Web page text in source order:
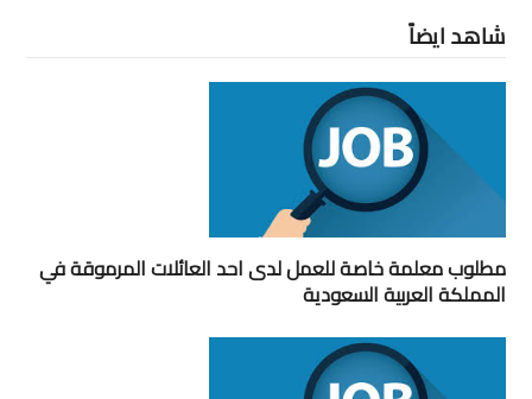
شاهد ايضاً
مطلوب معلمة خاصة للعمل لدى احد العائلات المرموقة في
المملكة العربية السعودية